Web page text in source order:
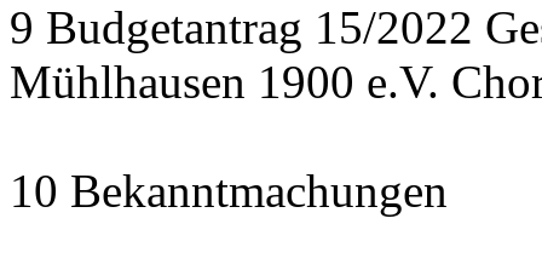
9 Budgetantrag 15/2022
Mühlhausen 1900 e.V.
10 Bekanntmachungen